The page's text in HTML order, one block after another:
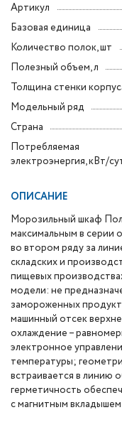
Артикул
Базовая единица
Количество полок, шт
Полезный объем, л
Толщина стенки
Модельный ряд
Страна
Потребляемая
электроэнергия, кВт/
ОПИСАНИЕ
Морозильный шкаф
максимальным в серии
во втором ряду за
складских и
пищевых
модели: не
замороженных
машинный отсек
охлаждение –
электронное
температуры;
встраивается в линию
герметичность
с магнитным